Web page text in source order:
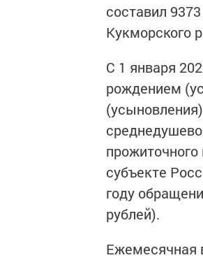
составил
Кукморского
С 1 января
рождением
субъекте
году
рублей).
Ежемесячная